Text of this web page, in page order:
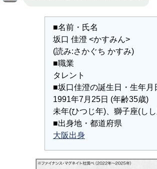
■名前・氏名
坂口 佳澄 <かすみん>
(読み:さかぐち かすみ)
■職業
タレント
■坂口佳澄の誕生日・生年月
1991年7月25日 (年齢35歳)
未年(ひつじ年)、獅子座(し
■出身地・都道府県
大阪出身